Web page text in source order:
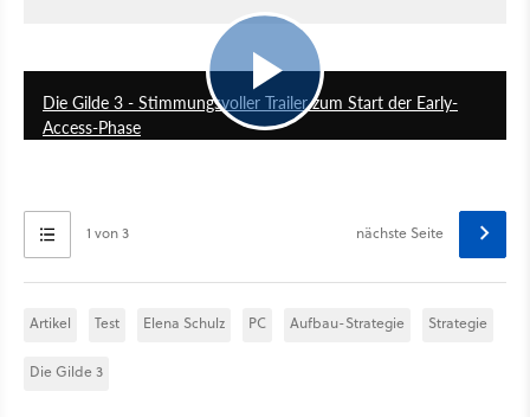
Die Gilde 3 - Stimmungsvoller Trailer zum Start der Early-
Access-Phase
1 von 3 nächste Seite
Artikel Test Elena Schulz PC Aufbau-Strategie Strategie
Die Gilde 3